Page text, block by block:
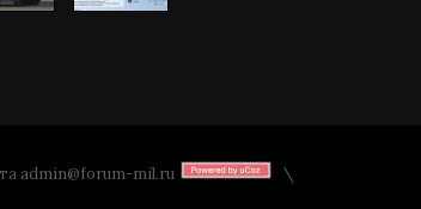
admin@forum-mil.ru